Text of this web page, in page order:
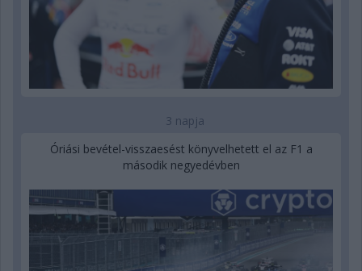
3 napja
Óriási bevétel-visszaesést könyvelhetett el az F1 a
második negyedévben